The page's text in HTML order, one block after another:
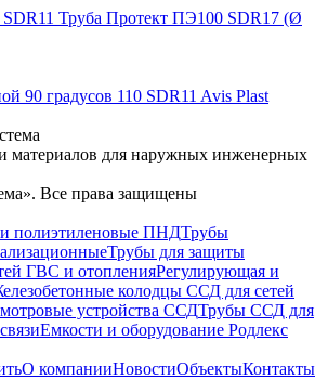
SDR11 Труба Протект ПЭ100 SDR17 (Ø
90 градусов 110 SDR11 Avis Plast
материалов для наружных инженерных
Все права защищены
полиэтиленовые ПНДТрубы
Трубы для защиты
ГВС и отопленияРегулирующая и
колодцы ССД для сетей
устройства ССДТрубы ССД для
Емкости и оборудование Родлекс
О компанииНовостиОбъектыКонтакты